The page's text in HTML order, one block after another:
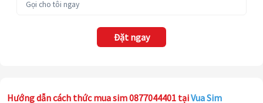
Đặt ngay
Hướng dẫn cách thức mua sim 0877044401 tạiVua Sim